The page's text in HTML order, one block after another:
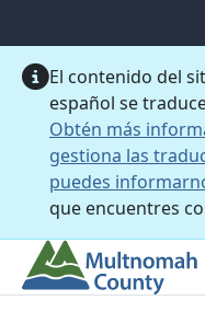
El contenido del
español se
Obtén más
gestiona las
puedes
que encuentres